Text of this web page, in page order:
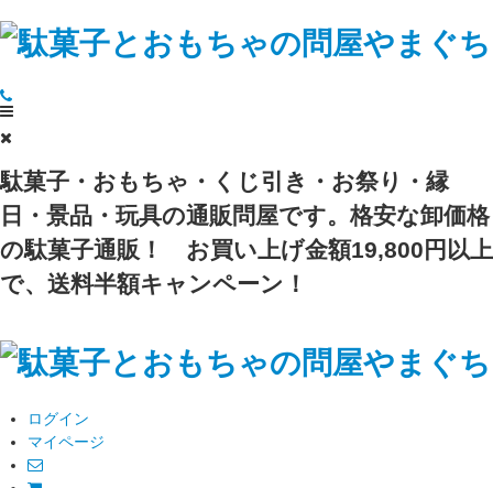
駄菓子・おもちゃ・くじ引き・お祭り・縁
日・景品・玩具の通販問屋です。格安な卸価格
の駄菓子通販！
お買い上げ金額19,800円以上
で、送料半額キャンペーン！
ログイン
マイページ